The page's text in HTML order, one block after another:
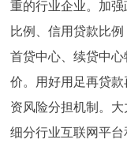
重的行业企业。加
比例、信用贷款比
首贷中心、续贷中
价。用好用足再贷
资风险分担机制。
细分行业互联网平